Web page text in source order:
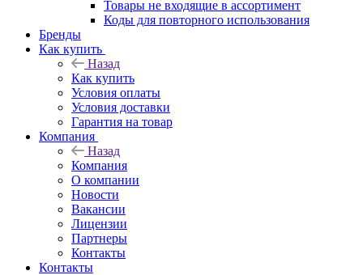
Товары не входящие в ассортимент
Коды для повторного использования
Бренды
Как купить
Назад
Как купить
Условия оплаты
Условия доставки
Гарантия на товар
Компания
Назад
Компания
О компании
Новости
Вакансии
Лицензии
Партнеры
Контакты
Контакты